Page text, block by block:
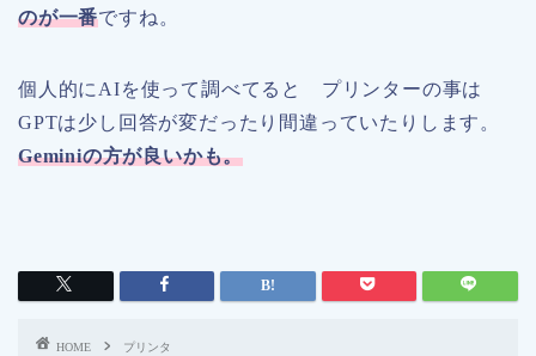
のが一番ですね。
個人的にAIを使って調べてると プリンターの事は
GPTは少し回答が変だったり間違っていたりします。
Geminiの方が良いかも。
HOME
プリンタ